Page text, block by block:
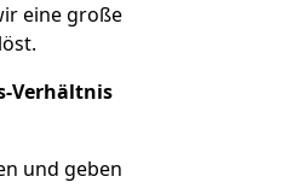
eine große
Verhältnis
und geben